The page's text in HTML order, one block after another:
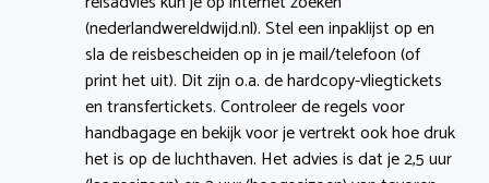
(nederlandwereldwijd.nl). Stel een inpaklijst op en
sla de reisbescheiden op in je mail/telefoon (of
print het uit). Dit zijn o.a. de hardcopy-vliegtickets
en transfertickets. Controleer de regels voor
handbagage en bekijk voor je vertrekt ook hoe druk
het is op de luchthaven. Het advies is dat je 2,5 uur